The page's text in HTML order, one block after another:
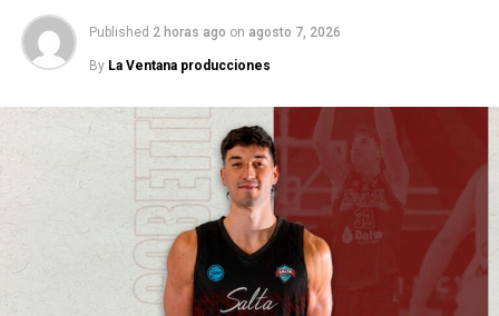
categoría 500 que tenemos en el ATP Tour. Muchos
años seguidos este torneo ha estado ganando premios
por una razón”.
RELATED TOPICS: ATP TOUR
DUBAI
DUBAI DUTY FREE TENNIS CHAMPIONSHIPS
TENIS TENIS INTERNACIONAL
Los argentinos Londero y Bagnis avanzaron a los
octavos de final del ATP de Santiago de Chile
Published 2 horas ago on agosto 7, 2026
By La Ventana producciones